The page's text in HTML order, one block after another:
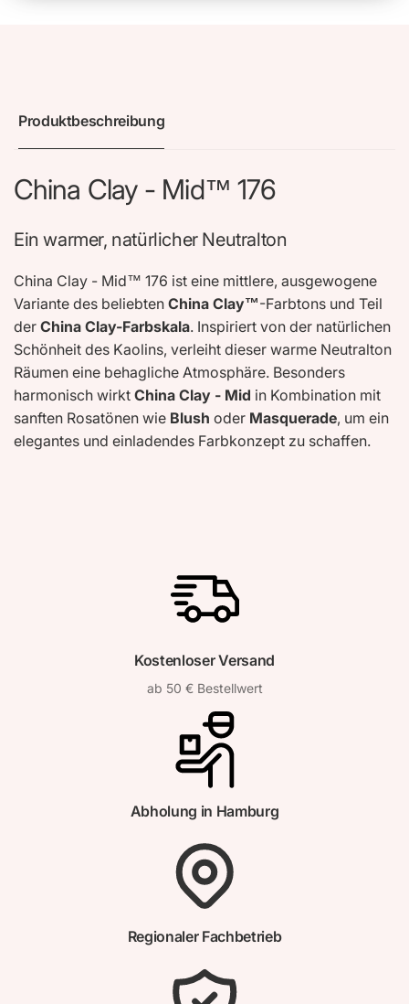
Produktbeschreibung
China Clay - Mid™ 176
Ein warmer, natürlicher Neutralton
China Clay - Mid™ 176 ist eine mittlere, ausgewogene
Variante des beliebten China Clay™-Farbtons und Teil
der China Clay-Farbskala. Inspiriert von der natürlichen
Schönheit des Kaolins, verleiht dieser warme Neutralton
Räumen eine behagliche Atmosphäre. Besonders
harmonisch wirkt China Clay - Mid in Kombination mit
sanften Rosatönen wie Blush oder Masquerade, um ein
elegantes und einladendes Farbkonzept zu schaffen.
Kostenloser Versand
ab 50 € Bestellwert
Abholung in Hamburg
Regionaler Fachbetrieb